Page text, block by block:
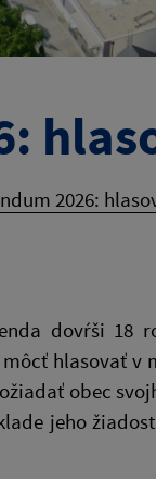
2026:
dovŕši 18
hlasovať
obec
jeho